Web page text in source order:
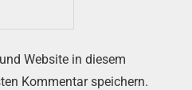
Website in diesem
Kommentar speichern.